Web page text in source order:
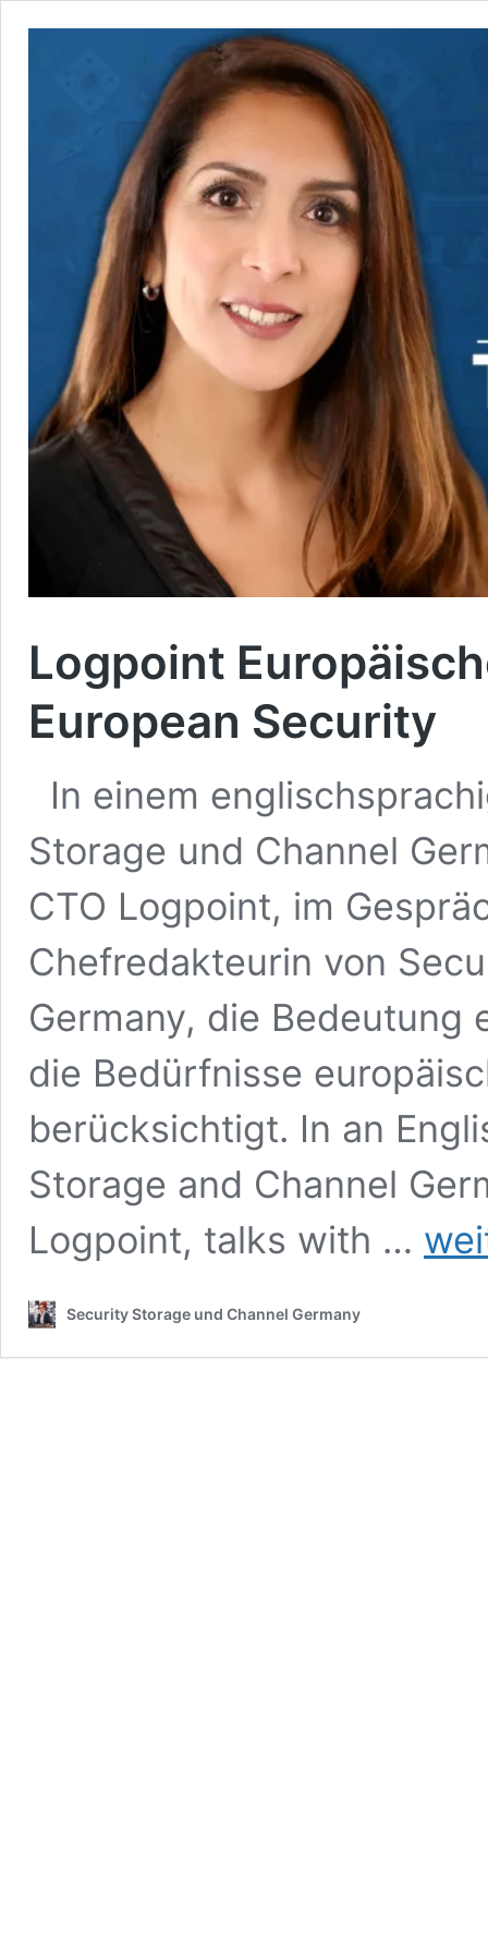
Logpoint
European Security
In einem
Storage und Channel
CTO Logpoint, im
Chefredakteurin von
Germany, die
die Bedürfnisse
berücksichtigt. In an
Storage and Channel
Logpoint, talks with …
Logpoint
Security
Security Storage und Channel Germany